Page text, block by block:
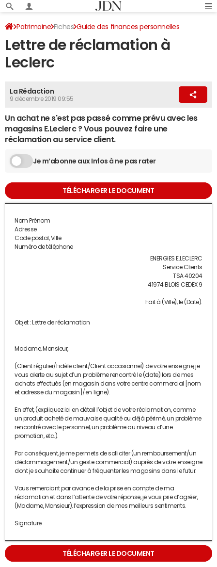
Patrimoine Fiches Guide des finances personnelles
Réclamation
Lettre de réclamation à
Leclerc
La Rédaction
9 décembre 2019 09:55
Un achat ne s'est pas passé comme prévu avec les
magasins E.Leclerc ? Vous pouvez faire une
réclamation au service client.
Je m’abonne aux Infos à ne pas rater
TÉLÉCHARGER LE DOCUMENT
Nom Prénom
Adresse
Code postal, Ville
Numéro de téléphone
ENERGIES E.LECLERC
Service Clients
TSA 40204
41974 BLOIS CEDEX 9
Fait à (Ville), le (Date).
Objet : Lettre de réclamation
Madame, Monsieur,
(Client régulier/Fidèle client/Client occasionnel) de votre enseigne, je
vous alerte au sujet d’un problème rencontré le (date) lors de mes
achats effectués (en magasin dans votre centre commercial [nom
et adresse du magasin]/en ligne).
En effet, (expliquez ici en détail l’objet de votre réclamation, comme
un produit acheté de mauvaise qualité ou déjà périmé, un problème
rencontré avec le personnel, un problème au niveau d’une
promotion, etc.).
Par conséquent, je me permets de solliciter (un remboursement/un
dédommagement/un geste commercial) auprès de votre enseigne
dont je souhaite continuer à fréquenter les magasins dans le futur.
Vous remerciant par avance de la prise en compte de ma
réclamation et dans l’attente de votre réponse, je vous prie d’agréer,
(Madame, Monsieur), l’expression de mes meilleurs sentiments.
Signature
TÉLÉCHARGER LE DOCUMENT